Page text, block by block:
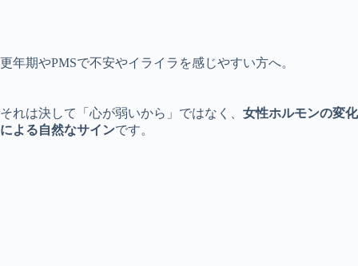
更年期やPMSで不安やイライラを感じやすい方へ。
それは決して「心が弱いから」ではなく、 女性ホルモンの変化
による自然なサインです。